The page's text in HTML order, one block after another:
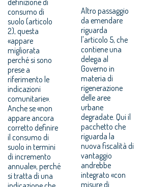
consumo di
suolo (articolo
2), questa
«appare
migliorata
perché si sono
prese a
riferimento le
indicazioni
comunitarie».
Anche se «non
appare ancora
corretto definire
il consumo di
suolo in termini
di incremento
annuale», perché
si tratta di una
Altro passaggio
da emendare
riguarda
l'articolo 5, che
contiene una
delega al
Governo in
materia di
rigenerazione
delle aree
urbane
degradate. Qui il
pacchetto che
riguarda la
nuova fiscalità di
vantaggio
andrebbe
integrato «con
misure di